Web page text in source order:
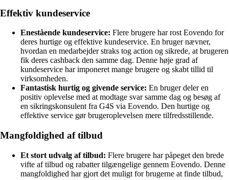
Effektiv kundeservice
Enestående kundeservice: Flere brugere har rost Eovendo for
deres hurtige og effektive kundeservice. En bruger nævner,
hvordan en medarbejder straks tog action og sikrede, at brugeren
fik deres cashback den samme dag. Denne høje grad af
kundeservice har imponeret mange brugere og skabt tillid til
virksomheden.
Fantastisk hurtig og givende service: En bruger deler en
positiv oplevelse med at modtage svar samme dag og besøg af
en sikringskonsulent fra G4S via Eovendo. Den hurtige og
effektive service gør brugeroplevelsen mere tilfredsstillende.
Mangfoldighed af tilbud
Et stort udvalg af tilbud: Flere brugere har påpeget den brede
vifte af tilbud og rabatter tilgængelige gennem Eovendo. Denne
mangfoldighed har gjort det muligt for brugerne at finde tilbud,